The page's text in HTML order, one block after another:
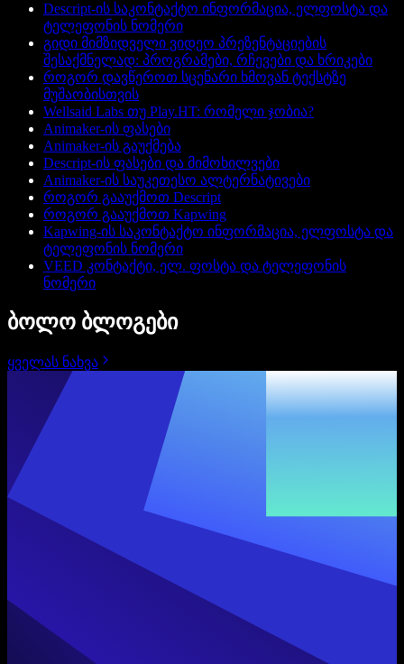
Descript-ის საკონტაქტო ინფორმაცია, ელფოსტა და
ტელეფონის ნომერი
გიდი მიმზიდველი ვიდეო პრეზენტაციების
შესაქმნელად: პროგრამები, რჩევები და ხრიკები
როგორ დავწეროთ სცენარი ხმოვან ტექსტზე
მუშაობისთვის
Wellsaid Labs თუ Play.HT: რომელი ჯობია?
Animaker-ის ფასები
Animaker-ის გაუქმება
Descript-ის ფასები და მიმოხილვები
Animaker-ის საუკეთესო ალტერნატივები
როგორ გააუქმოთ Descript
როგორ გააუქმოთ Kapwing
Kapwing-ის საკონტაქტო ინფორმაცია, ელფოსტა და
ტელეფონის ნომერი
VEED კონტაქტი, ელ. ფოსტა და ტელეფონის
ნომერი
ბოლო ბლოგები
ყველას ნახვა